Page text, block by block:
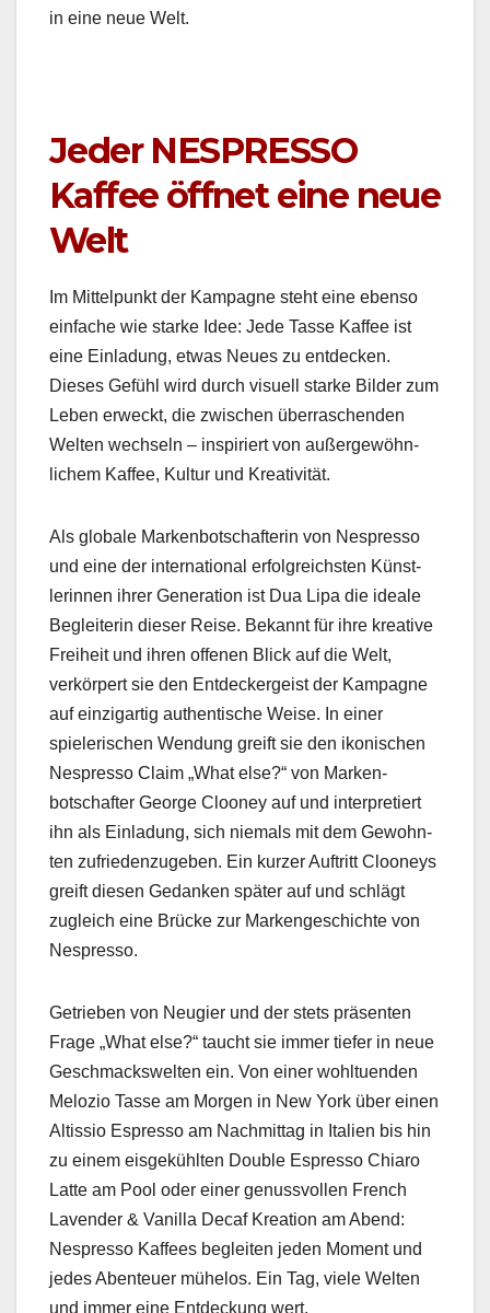
in eine neue Welt.
Jeder NESPRESSO
Kaffee öffnet eine neue
Welt
Im Mit­telpunkt der Kam­pagne ste­ht eine eben­so
ein­fache wie starke Idee: Jede Tasse Kaf­fee ist
eine Ein­ladung, etwas Neues zu ent­deck­en.
Dieses Gefühl wird durch visuell starke Bilder zum
Leben erweckt, die zwis­chen über­raschen­den
Wel­ten wech­seln – inspiri­ert von außergewöhn­
lichem Kaf­fee, Kul­tur und Kreativ­ität.
Als glob­ale Marken­botschaf­terin von Nespres­so
und eine der inter­na­tion­al erfol­gre­ich­sten Kün­st­
lerin­nen ihrer Gen­er­a­tion ist Dua Lipa die ide­ale
Beglei­t­erin dieser Reise. Bekan­nt für ihre kreative
Frei­heit und ihren offe­nen Blick auf die Welt,
verkör­pert sie den Ent­deck­ergeist der Kam­pagne
auf einzi­gar­tig authen­tis­che Weise. In ein­er
spielerischen Wen­dung greift sie den ikonis­chen
Nespres­so Claim „What else?“ von Marken­
botschafter George Clooney auf und inter­pretiert
ihn als Ein­ladung, sich niemals mit dem Gewohn­
ten zufrieden­zugeben. Ein kurz­er Auftritt Clooneys
greift diesen Gedanken später auf und schlägt
zugle­ich eine Brücke zur Markengeschichte von
Nespres­so.
Getrieben von Neugi­er und der stets präsen­ten
Frage „What else?“ taucht sie immer tiefer in neue
Geschmack­swel­ten ein. Von ein­er wohltuen­den
Melozio Tasse am Mor­gen in New York über einen
Altissio Espres­so am Nach­mit­tag in Ital­ien bis hin
zu einem eis­gekühlten Dou­ble Espres­so Chiaro
Lat­te am Pool oder ein­er genussvollen French
Laven­der & Vanil­la Decaf Kreation am Abend:
Nespres­so Kaf­fees begleit­en jeden Moment und
jedes Aben­teuer müh­e­los. Ein Tag, viele Wel­ten
und immer eine Ent­deck­ung wert.